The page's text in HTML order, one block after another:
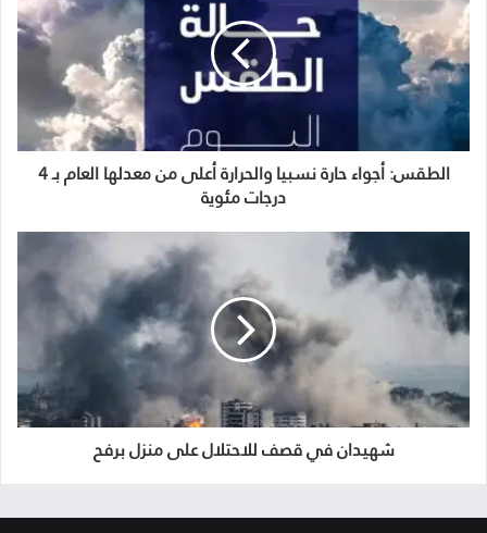
الطقس: أجواء حارة نسبيا والحرارة أعلى من معدلها العام بـ 4
درجات مئوية
شهيدان في قصف للاحتلال على منزل برفح